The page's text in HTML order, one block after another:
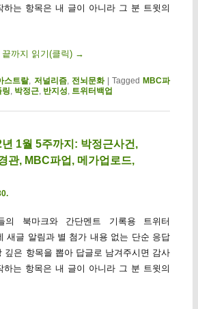
하는 항목은 내 글이 아니라 그 분 트윗의
까지 읽기(클릭) →
스트랄, 저널리즘, 전뇌문화 |Tagged MBC파
링, 박정근, 반지성, 트위터백업
1월 5주까지: 박정근사건,
관, MBC파업, 메가업로드,
북마크와 간단멘트 기록용 트위터
새글 알림과 별 첨가 내용 없는 단순 응답
깊은 항목을 뽑아 답글로 남겨주시면 감사
하는 항목은 내 글이 아니라 그 분 트윗의